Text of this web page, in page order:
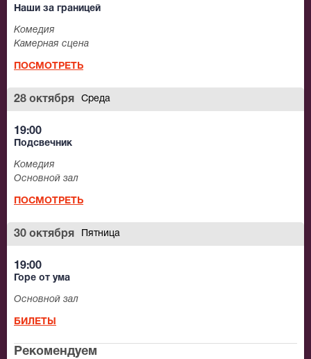
Наши за границей
Комедия
Камерная сцена
ПОСМОТРЕТЬ
28 октября Среда
19:00
Подсвечник
Комедия
Основной зал
ПОСМОТРЕТЬ
30 октября Пятница
19:00
Горе от ума
Основной зал
БИЛЕТЫ
Рекомендуем